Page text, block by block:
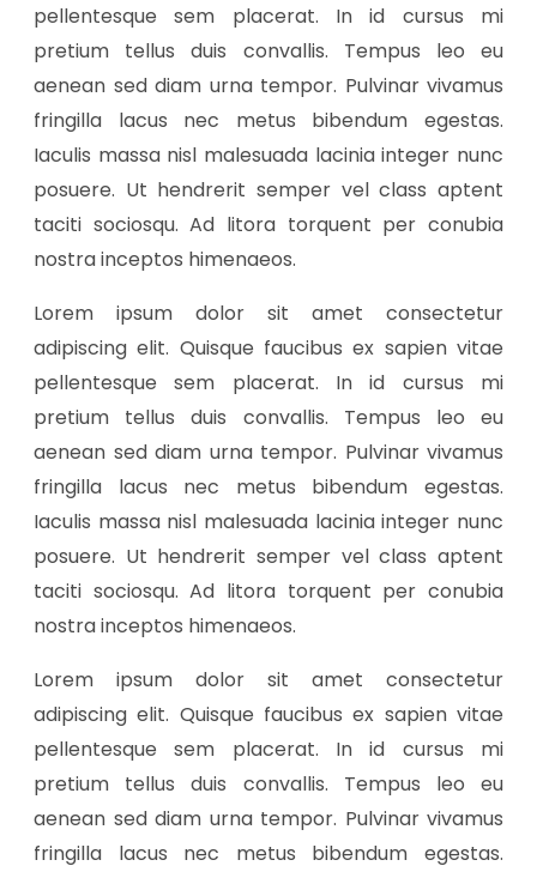
pellentesque sem placerat. In id cursus mi
pretium tellus duis convallis. Tempus leo eu
aenean sed diam urna tempor. Pulvinar vivamus
fringilla lacus nec metus bibendum egestas.
Iaculis massa nisl malesuada lacinia integer nunc
posuere. Ut hendrerit semper vel class aptent
taciti sociosqu. Ad litora torquent per conubia
nostra inceptos himenaeos.
Lorem ipsum dolor sit amet consectetur
adipiscing elit. Quisque faucibus ex sapien vitae
pellentesque sem placerat. In id cursus mi
pretium tellus duis convallis. Tempus leo eu
aenean sed diam urna tempor. Pulvinar vivamus
fringilla lacus nec metus bibendum egestas.
Iaculis massa nisl malesuada lacinia integer nunc
posuere. Ut hendrerit semper vel class aptent
taciti sociosqu. Ad litora torquent per conubia
nostra inceptos himenaeos.
Lorem ipsum dolor sit amet consectetur
adipiscing elit. Quisque faucibus ex sapien vitae
pellentesque sem placerat. In id cursus mi
pretium tellus duis convallis. Tempus leo eu
aenean sed diam urna tempor. Pulvinar vivamus
fringilla lacus nec metus bibendum egestas.